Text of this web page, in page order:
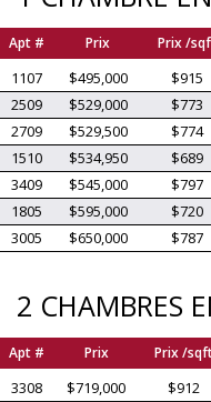
Apt # Prix Prix /
1107 $495,000 $915
2509
$529,000 $773
2709
$529,500 $774
1510
$534,950 $689
3409
$545,000 $797
1805
$595,000 $720
3005
$650,000 $787
2 CHAMBRES
Apt # Prix Prix /
3308 $719,000 $912